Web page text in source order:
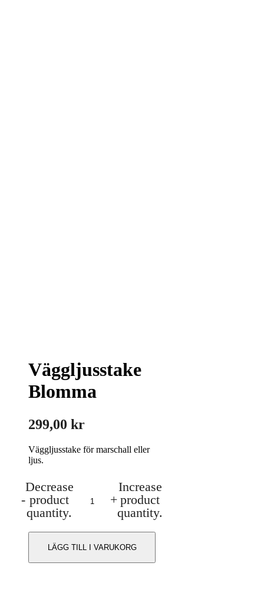
Väggljusstake
Blomma
299,00 kr
Väggljusstake för marschall eller
ljus.
-
Decrease
product
quantity.
Väggljusstake
Blomma
+
Increase
product
quantity.
LÄGG TILL I VARUKORG